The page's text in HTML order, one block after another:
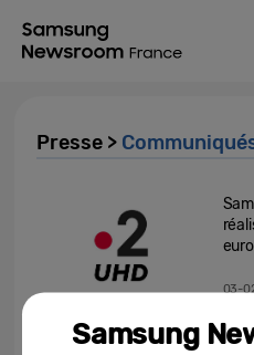
Presse >
03-
ISE
Samsung